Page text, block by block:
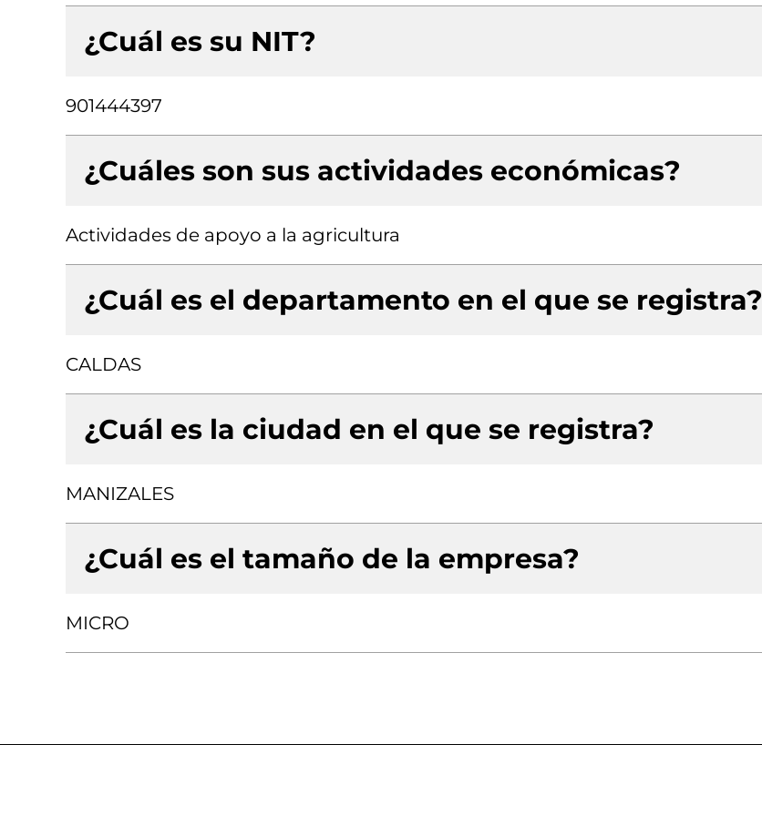
¿Cuál es su NIT?
901444397
¿Cuáles son sus actividades económicas?
Actividades de apoyo a la agricultura
¿Cuál es el departamento en el que se registra?
CALDAS
¿Cuál es la ciudad en el que se registra?
MANIZALES
¿Cuál es el tamaño de la empresa?
MICRO